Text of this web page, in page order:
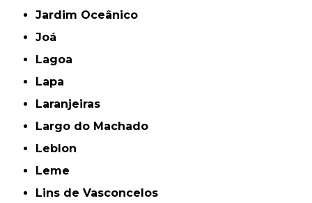
Jardim Oceânico
Joá
Lagoa
Lapa
Laranjeiras
Largo do Machado
Leblon
Leme
Lins de Vasconcelos